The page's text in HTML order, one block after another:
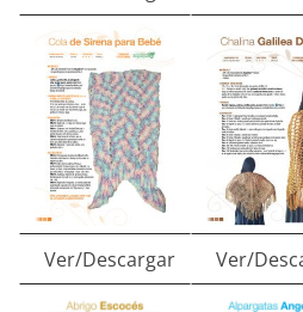
Ver/Descargar Ver/